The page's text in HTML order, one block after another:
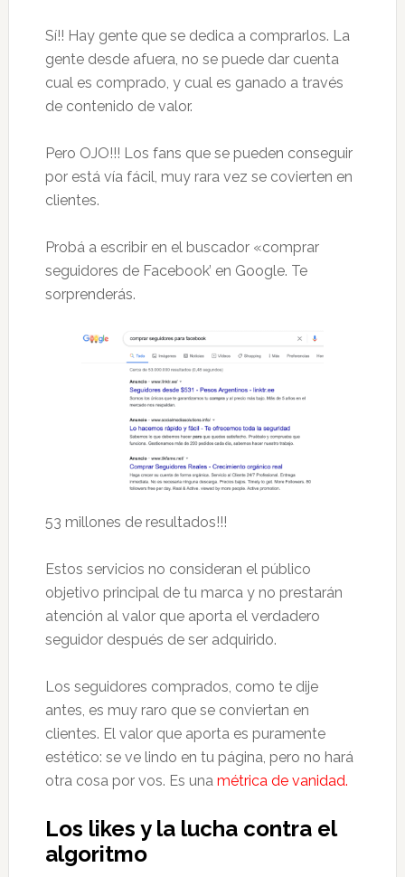
Sí!! Hay gente que se dedica a comprarlos. La
gente desde afuera, no se puede dar cuenta
cual es comprado, y cual es ganado a través
de contenido de valor.
Pero OJO!!! Los fans que se pueden conseguir
por está vía fácil, muy rara vez se covierten en
clientes.
Probá a escribir en el buscador «comprar
seguidores de Facebook’ en Google. Te
sorprenderás.
53 millones de resultados!!!
Estos servicios no consideran el público
objetivo principal de tu marca y no prestarán
atención al valor que aporta el verdadero
seguidor después de ser adquirido.
Los seguidores comprados, como te dije
antes, es muy raro que se conviertan en
clientes. El valor que aporta es puramente
estético: se ve lindo en tu página, pero no hará
otra cosa por vos. Es unamétrica de vanidad.
Los likes y la lucha contra el
algoritmo